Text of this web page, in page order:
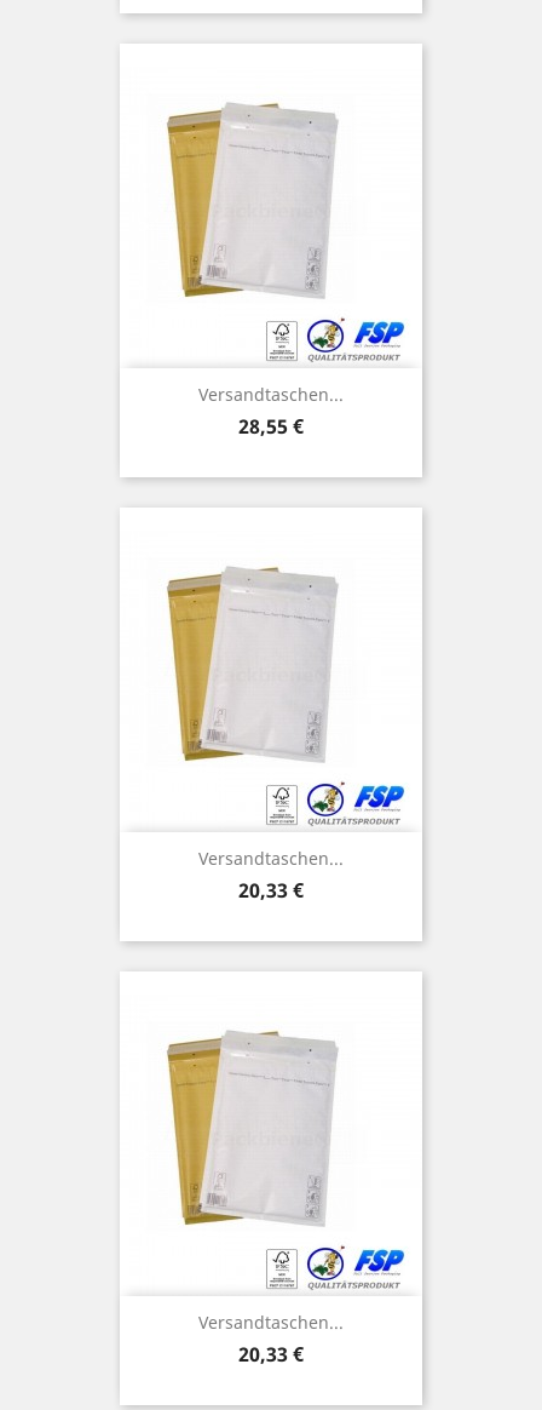
Versandtaschen...
Preis
28,55 €
Versandtaschen...
Preis
20,33 €
Versandtaschen...
Preis
20,33 €